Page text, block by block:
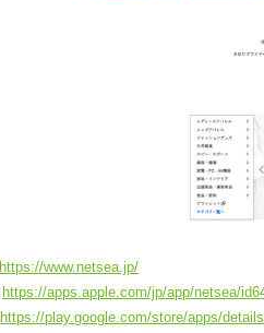
https://www.netsea.jp/
https://apps.apple.com/jp/app/netsea/
https://play.google.com/store/apps/